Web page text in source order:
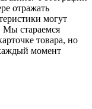
отражать
могут
Мы стараемся
товара, но
момент